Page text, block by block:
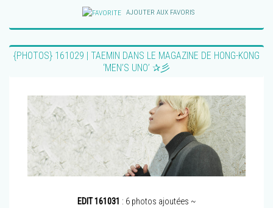
AJOUTER AUX FAVORIS
{PHOTOS} 161029 | TAEMIN DANS LE MAGAZINE DE HONG-KONG
‘MEN’S UNO’ ✰彡
EDIT 161031 : 6 photos ajoutées ~